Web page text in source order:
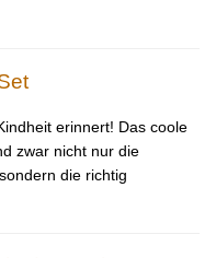
erinnert! Das coole
zwar nicht nur die
die richtig